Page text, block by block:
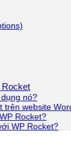
nó?
trên website
Rocket?
WP Rocket?